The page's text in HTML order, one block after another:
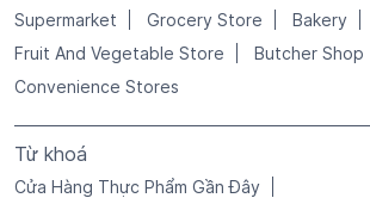
Supermarket Grocery Store Bakery
Fruit And Vegetable Store
Butcher Shop
Convenience Stores
Từ khoá
Cửa Hàng Thực Phẩm Gần Đây